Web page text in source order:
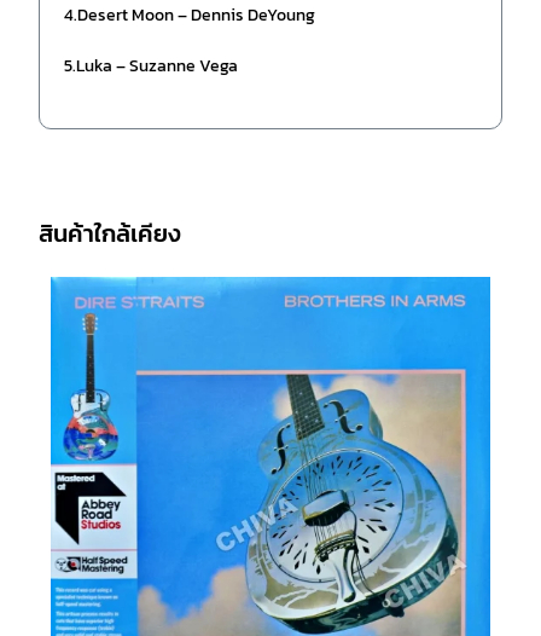
4.Desert Moon – Dennis DeYoung
5.Luka – Suzanne Vega
สินค้าใกล้เคียง